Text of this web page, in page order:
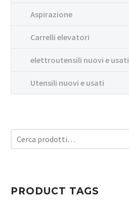
Aspirazione
Carrelli elevatori
elettroutensili nuovi e usati
Utensili nuovi e usati
PRODUCT TAGS